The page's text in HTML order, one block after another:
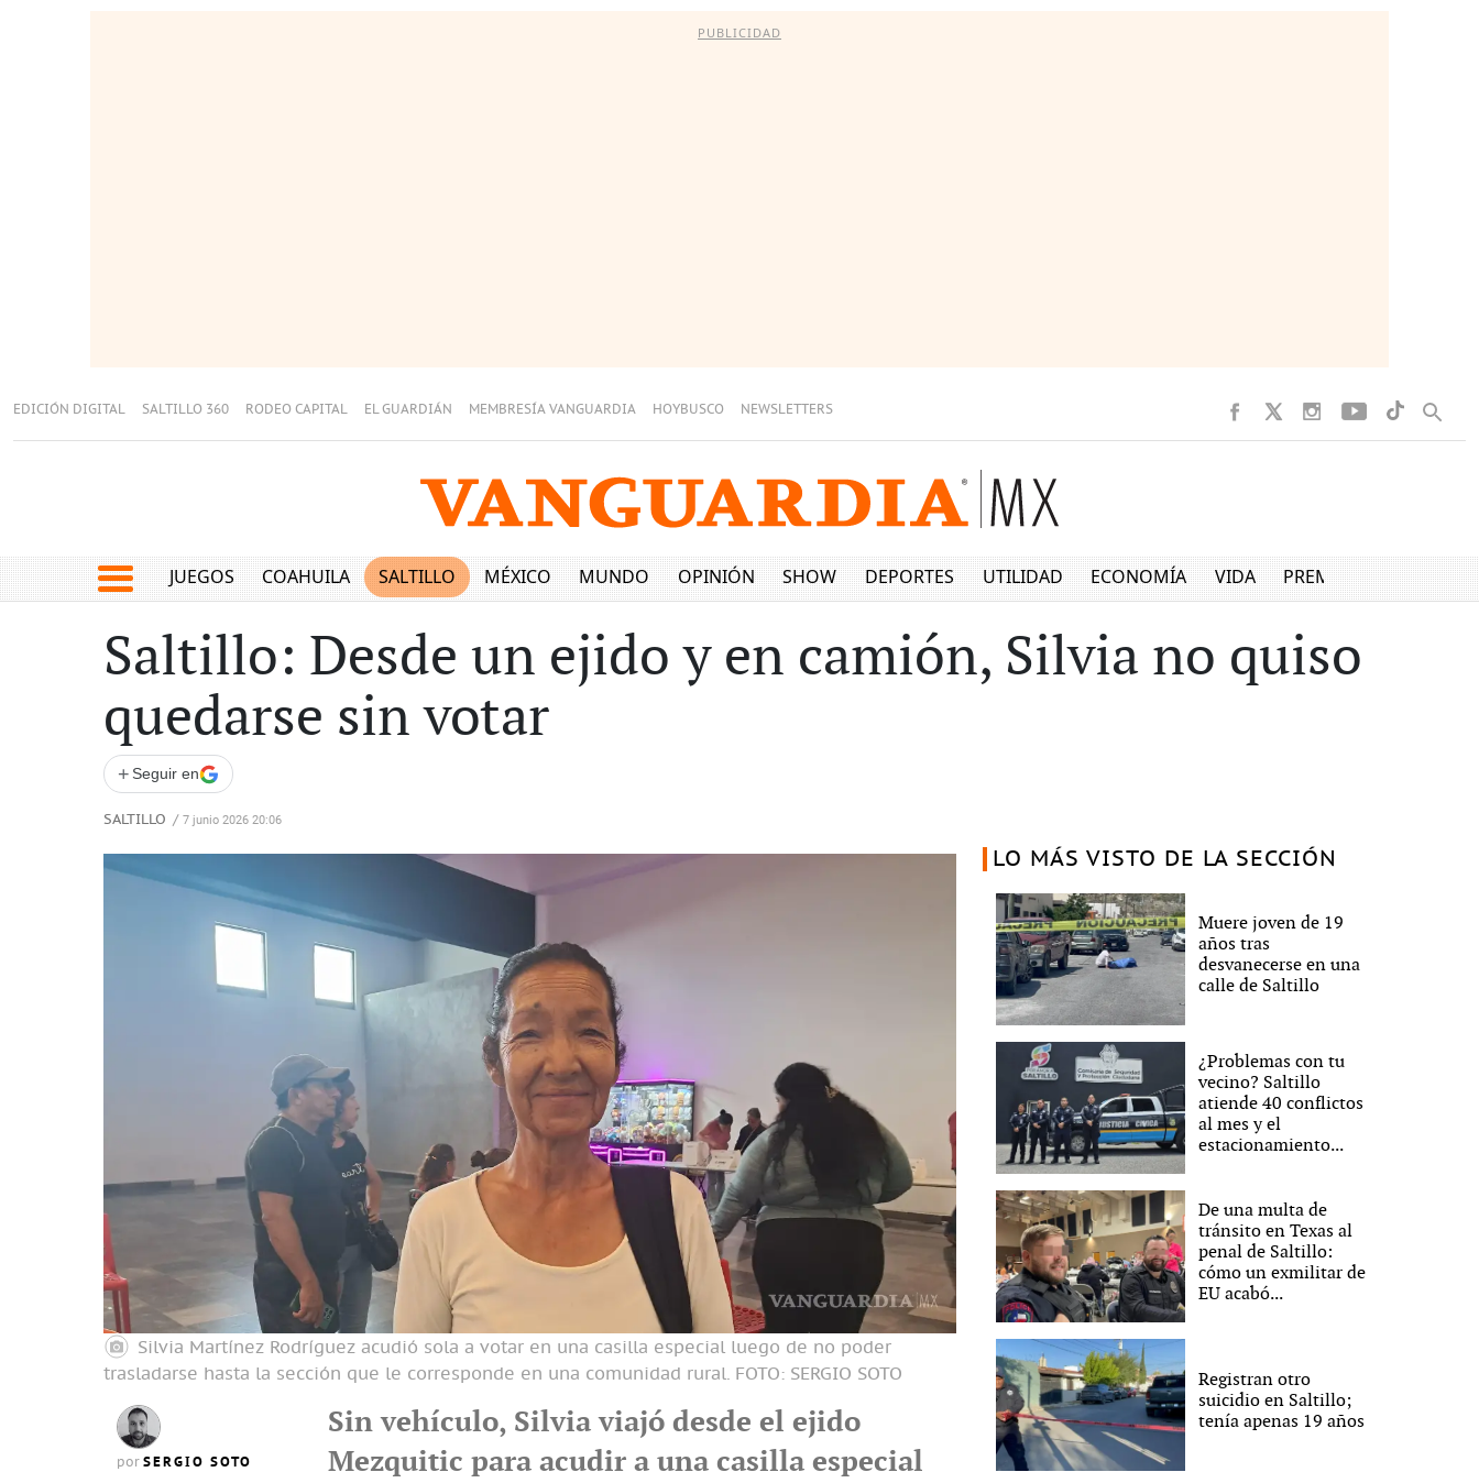
PUBLICIDAD
EDICIÓN DIGITAL SALTILLO 360 RODEO CAPITAL EL GUARDIÁN MEMBRESÍA VANGUARDIA HOYBUSCO NEWSLETTERS
JUEGOS COAHUILA SALTILLO MÉXICO MUNDO OPINIÓN SHOW DEPORTES UTILIDAD ECONOMÍA VIDA PREMIUM
Saltillo: Desde un ejido y en camión, Silvia no quiso
quedarse sin votar
+ Seguir en
SALTILLO / 7 junio 2026 20:06
Silvia Martínez Rodríguez acudió sola a votar en una casilla especial luego de no poder
trasladarse hasta la sección que le corresponde en una comunidad rural. FOTO: SERGIO SOTO
por SERGIO SOTO
Sin vehículo, Silvia viajó desde el ejido
Mezquitic para acudir a una casilla especial
LO MÁS VISTO DE LA SECCIÓN
Muere joven de 19
años tras
desvanecerse en una
calle de Saltillo
¿Problemas con tu
vecino? Saltillo
atiende 40 conflictos
al mes y el
estacionamiento...
De una multa de
tránsito en Texas al
penal de Saltillo:
cómo un exmilitar de
EU acabó...
Registran otro
suicidio en Saltillo;
tenía apenas 19 años